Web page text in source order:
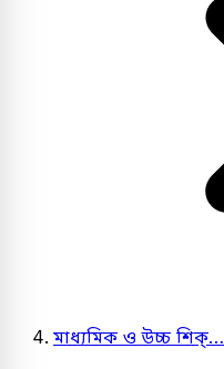
মাধ্যমিক ও উচ্চ শিক্…